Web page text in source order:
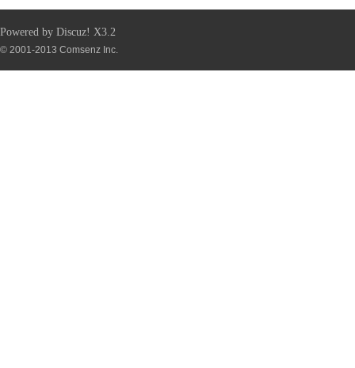
Powered by Discuz! X3.2
© 2001-2013 Comsenz Inc.